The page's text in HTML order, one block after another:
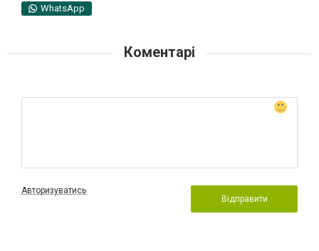
WhatsApp
Коментарі
Авторизуватись
Відправити